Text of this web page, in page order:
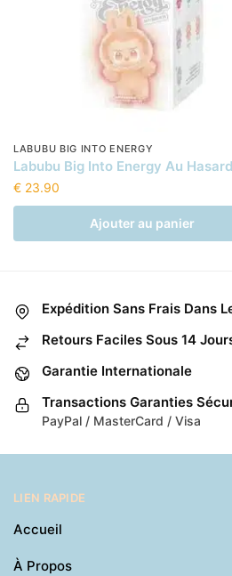
LABUBU BIG INTO ENERGY
Labubu Big Into Energy Au Hasard
€ 23.90
Ajouter au panier
Expédition Sans Frais Dans
Retours Faciles Sous 14
Garantie Internationale
Transactions Garanties
PayPal / MasterCard / Visa
LIEN RAPIDE
Accueil
À Propos